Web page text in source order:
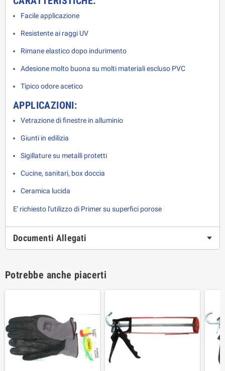
Facile applicazione
Resistente ai raggi UV
Rimane elastico dopo indurimento
Adesione molto buona su molti materiali escluso PVC
Tipico odore acetico
APPLICAZIONI:
Vetrazione di finestre in alluminio
Giunti in edilizia
Sigillature su metalli protetti
Cucine, sanitari, box doccia
Ceramica lucida
E' richiesto l'utilizzo di Primer su superfici porose
Documenti Allegati
Potrebbe anche piacerti